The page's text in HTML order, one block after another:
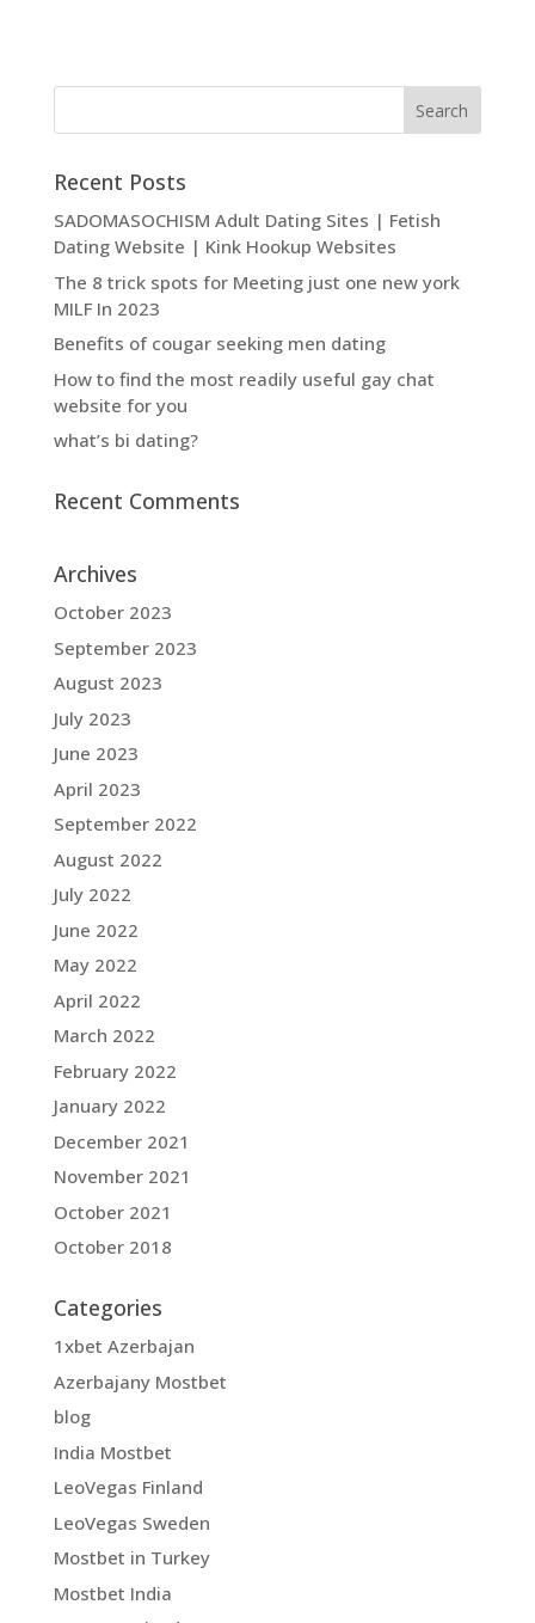
Recent Posts
SADOMASOCHISM Adult Dating Sites | Fetish
Dating Website | Kink Hookup Websites
The 8 trick spots for Meeting just one new york
MILF In 2023
Benefits of cougar seeking men dating
How to find the most readily useful gay chat
website for you
what’s bi dating?
Recent Comments
Archives
October 2023
September 2023
August 2023
July 2023
June 2023
April 2023
September 2022
August 2022
July 2022
June 2022
May 2022
April 2022
March 2022
February 2022
January 2022
December 2021
November 2021
October 2021
October 2018
Categories
1xbet Azerbajan
Azerbajany Mostbet
blog
India Mostbet
LeoVegas Finland
LeoVegas Sweden
Mostbet in Turkey
Mostbet India